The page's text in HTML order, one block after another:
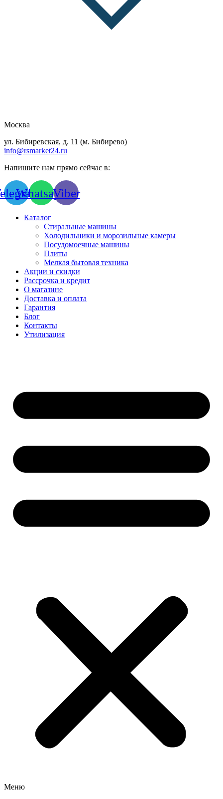
Москва
ул. Бибиревская, д. 11 (м. Бибирево)
info@rsmarket24.ru
Напишите нам прямо сейчас в:
WhatsappViber
Каталог
Стиральные машины
Холодильники и морозильные камеры
Посудомоечные машины
Плиты
Мелкая бытовая техника
Акции и скидки
Рассрочка и кредит
О магазине
Доставка и оплата
Гарантия
Блог
Контакты
Утилизация
Меню